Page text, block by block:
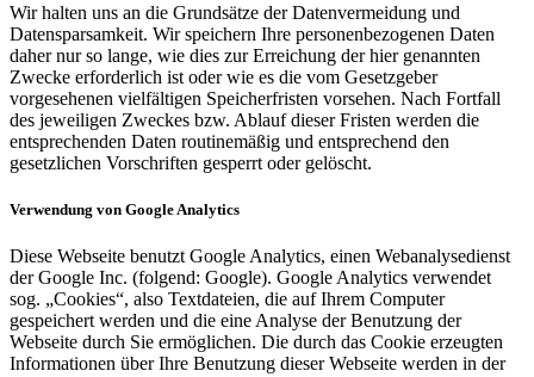
Wir halten uns an die Grundsätze der Datenvermeidung und
Datensparsamkeit. Wir speichern Ihre personenbezogenen Daten
daher nur so lange, wie dies zur Erreichung der hier genannten
Zwecke erforderlich ist oder wie es die vom Gesetzgeber
vorgesehenen vielfältigen Speicherfristen vorsehen. Nach Fortfall
des jeweiligen Zweckes bzw. Ablauf dieser Fristen werden die
entsprechenden Daten routinemäßig und entsprechend den
gesetzlichen Vorschriften gesperrt oder gelöscht.
Verwendung von Google Analytics
Diese Webseite benutzt Google Analytics, einen Webanalysedienst
der Google Inc. (folgend: Google). Google Analytics verwendet
sog. „Cookies“, also Textdateien, die auf Ihrem Computer
gespeichert werden und die eine Analyse der Benutzung der
Webseite durch Sie ermöglichen. Die durch das Cookie erzeugten
Informationen über Ihre Benutzung dieser Webseite werden in der